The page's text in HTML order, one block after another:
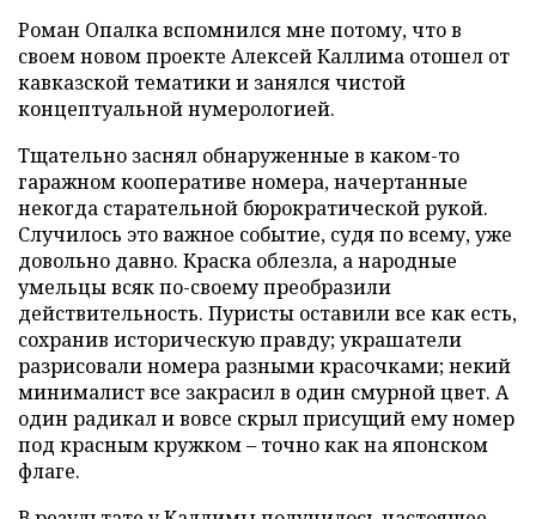
Роман Опалка вспомнился мне потому, что в
своем новом проекте Алексей Каллима отошел от
кавказской тематики и занялся чистой
концептуальной нумерологией.
Тщательно заснял обнаруженные в каком-то
гаражном кооперативе номера, начертанные
некогда старательной бюрократической рукой.
Случилось это важное событие, судя по всему, уже
довольно давно. Краска облезла, а народные
умельцы всяк по-своему преобразили
действительность. Пуристы оставили все как есть,
сохранив историческую правду; украшатели
разрисовали номера разными красочками; некий
минималист все закрасил в один смурной цвет. А
один радикал и вовсе скрыл присущий ему номер
под красным кружком – точно как на японском
флаге.